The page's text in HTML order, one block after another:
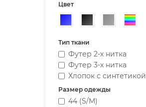
Цвет
Синий ЧерныйСерый
Тип ткани
Футер 2-х нитка
Футер 3-х нитка
Хлопок с синтетикой
Размер одежды
44 (S/M)